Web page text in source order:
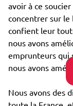
avoir à ce
concentrer sur le
confient leur
nous avons
emprunteurs qui
nous avons
Nous avons des